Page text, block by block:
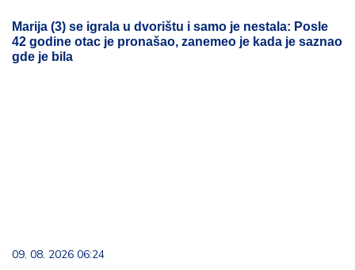
Marija (3) se igrala u dvorištu i samo je nestala: Posle
42 godine otac je pronašao, zanemeo je kada je saznao
gde je bila
09. 08. 2026 06:24